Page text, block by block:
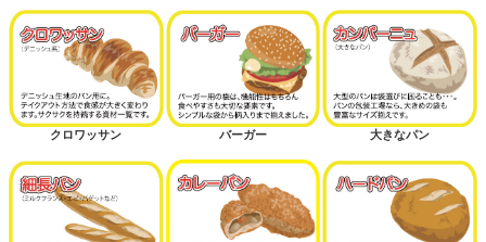
クロワッサン バーガー 大きなパン